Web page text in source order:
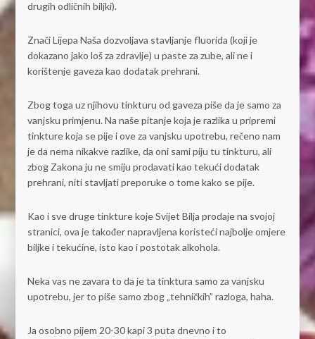
drugih odličnih biljki).
Znači Lijepa Naša dozvoljava stavljanje fluorida (koji je
dokazano jako loš za zdravlje) u paste za zube, ali ne i
korištenje gaveza kao dodatak prehrani.
Zbog toga uz njihovu tinkturu od gaveza piše da je samo za
vanjsku primjenu. Na naše pitanje koja je razlika u pripremi
tinkture koja se pije i ove za vanjsku upotrebu, rečeno nam
je da nema nikakve razlike, da oni sami piju tu tinkturu, ali
zbog Zakona ju ne smiju prodavati kao tekući dodatak
prehrani, niti stavljati preporuke o tome kako se pije.
Kao i sve druge tinkture koje Svijet Bilja prodaje na svojoj
stranici, ova je također napravljena koristeći najbolje omjere
biljke i tekućine, isto kao i postotak alkohola.
Neka vas ne zavara to da je ta tinktura samo za vanjsku
upotrebu, jer to piše samo zbog „tehničkih” razloga, haha.
Ja osobno pijem 20-30 kapi 3 puta dnevno i to